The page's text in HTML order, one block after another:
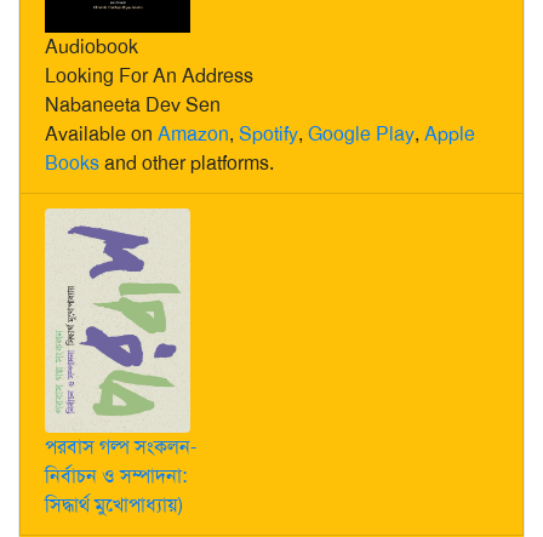
Audiobook
Looking For An Address
Nabaneeta Dev Sen
Available on Amazon, Spotify, Google Play, Apple
Booksand other platforms.
পরবাস গল্প সংকলন-
নির্বাচন ও সম্পাদনা:
সিদ্ধার্থ মুখোপাধ্যায়)